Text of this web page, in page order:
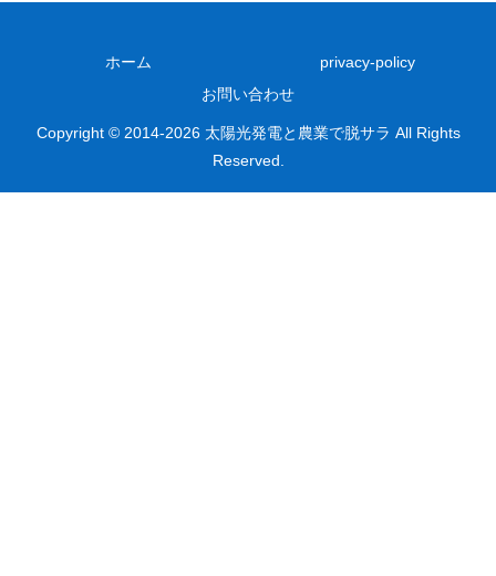
ホーム
privacy-policy
お問い合わせ
Copyright © 2014-2026 太陽光発電と農業で脱サラ All Rights
Reserved.